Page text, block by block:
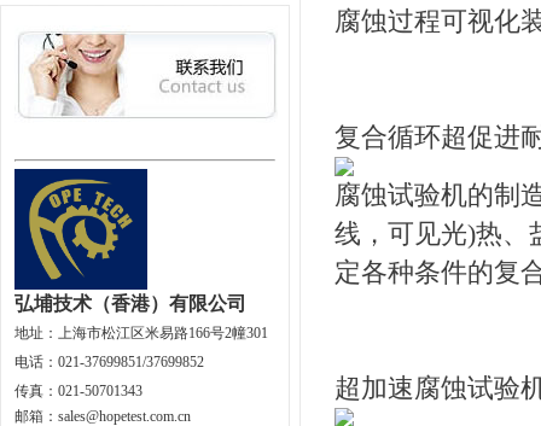
弘埔技术（香港）有限公司
地址： 上海市松江区米易路166号2幢301
电话：021-37699851/37699852
传真：021-50701343
邮箱： sales@hopetest.com.cn
腐蚀过程可视化
复合循环超促进
腐蚀试验机的制
线，可见光)热、
定各种条件的复
超加速腐蚀试验